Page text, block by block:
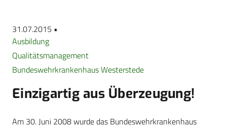
31.07.2015 •
Ausbildung
Qualitätsmanagement
Bundeswehrkrankenhaus Westerstede
Einzigartig aus Überzeugung!
Am 30. Juni 2008 wurde das Bundeswehrkrankenhaus